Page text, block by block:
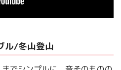
ル/冬山登山